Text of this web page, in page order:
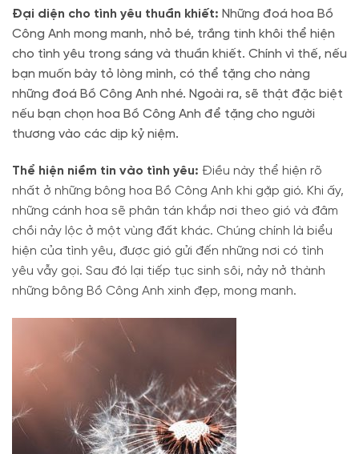
Đại diện cho tình yêu thuần khiết: Những đoá hoa Bồ
Công Anh mong manh, nhỏ bé, trắng tinh khôi thể hiện
cho tình yêu trong sáng và thuần khiết. Chính vì thế, nếu
bạn muốn bày tỏ lòng mình, có thể tặng cho nàng
những đoá Bồ Công Anh nhé. Ngoài ra, sẽ thật đặc biệt
nếu bạn chọn hoa Bồ Công Anh để tặng cho người
thương vào các dịp kỷ niệm.
Thể hiện niềm tin vào tình yêu: Điều này thể hiện rõ
nhất ở những bông hoa Bồ Công Anh khi gặp gió. Khi ấy,
những cánh hoa sẽ phân tán khắp nơi theo gió và đâm
chồi nảy lộc ở một vùng đất khác. Chúng chính là biểu
hiện của tình yêu, được gió gửi đến những nơi có tình
yêu vẫy gọi. Sau đó lại tiếp tục sinh sôi, nảy nở thành
những bông Bồ Công Anh xinh đẹp, mong manh.